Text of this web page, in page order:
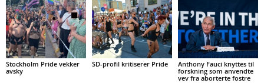
Stockholm Pride vekker
avsky
SD-profil kritiserer Pride
Anthony Fauci knyttes til
forskning som anvendte
vev fra aborterte fostre